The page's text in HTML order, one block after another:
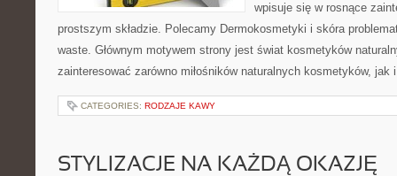
wpisuje się w rosnące
prostszym składzie. Polecamy Dermokosmetyki i skóra
waste. Głównym motywem strony jest świat kosmetyków
zainteresować zarówno miłośników naturalnych kosmetyków,
CATEGORIES: RODZAJE KAWY
STYLIZACJE NA KAŻDĄ OKAZJĘ